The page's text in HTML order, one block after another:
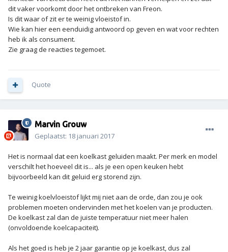
dit vaker voorkomt door het ontbreken van Freon.
Is dit waar of zit er te weinig vloeistof in.
Wie kan hier een eenduidig antwoord op geven en wat voor rechten
heb ik als consument.
Zie graag de reacties tegemoet.
Quote
Marvin Grouw
Geplaatst: 18 januari 2017
Het is normaal dat een koelkast geluiden maakt. Per merk en model
verschilt het hoeveel dit is... als je een open keuken hebt
bijvoorbeeld kan dit geluid erg storend zijn.
Te weinig koelvloeistof lijkt mij niet aan de orde, dan zou je ook
problemen moeten ondervinden met het koelen van je producten.
De koelkast zal dan de juiste temperatuur niet meer halen
(onvoldoende koelcapaciteit).
Als het goed is heb je 2 jaar garantie op je koelkast, dus zal